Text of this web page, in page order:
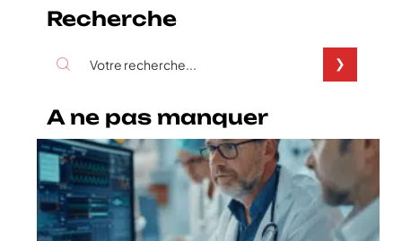
Recherche
A ne pas manquer